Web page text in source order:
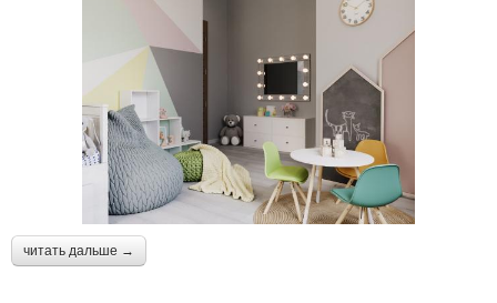
читать дальше →